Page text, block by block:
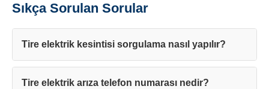
Sıkça Sorulan Sorular
Tire elektrik kesintisi sorgulama nasıl yapılır?
Tire elektrik arıza telefon numarası nedir?